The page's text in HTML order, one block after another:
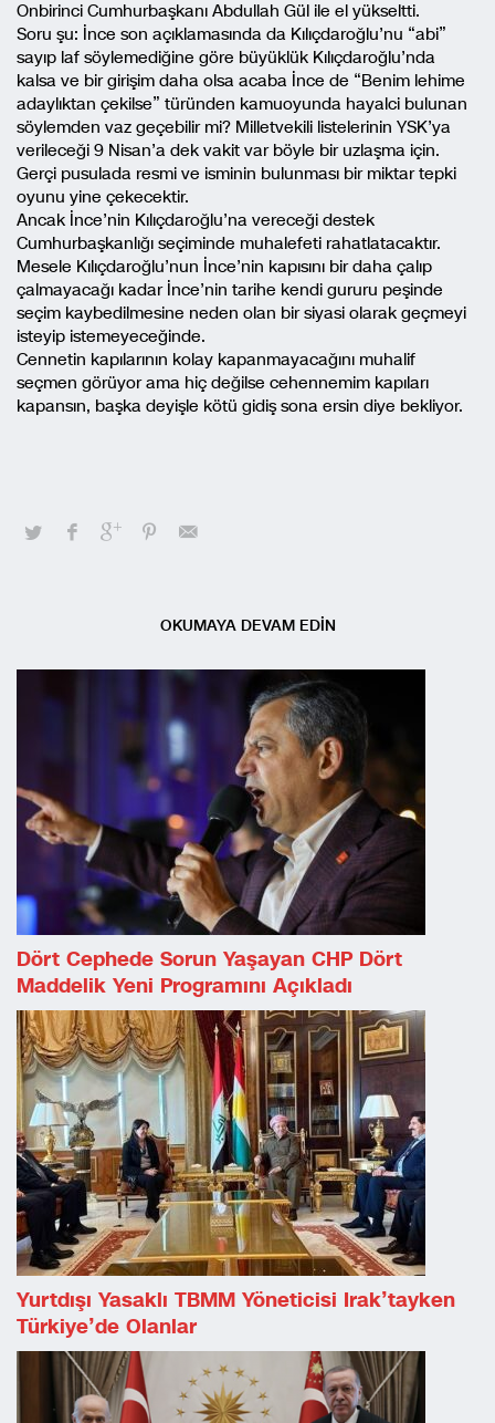
Onbirinci Cumhurbaşkanı Abdullah Gül ile el yükseltti.
Soru şu: İnce son açıklamasında da Kılıçdaroğlu’nu “abi”
sayıp laf söylemediğine göre büyüklük Kılıçdaroğlu’nda
kalsa ve bir girişim daha olsa acaba İnce de “Benim lehime
adaylıktan çekilse” türünden kamuoyunda hayalci bulunan
söylemden vaz geçebilir mi? Milletvekili listelerinin YSK’ya
verileceği 9 Nisan’a dek vakit var böyle bir uzlaşma için.
Gerçi pusulada resmi ve isminin bulunması bir miktar tepki
oyunu yine çekecektir.
Ancak İnce’nin Kılıçdaroğlu’na vereceği destek
Cumhurbaşkanlığı seçiminde muhalefeti rahatlatacaktır.
Mesele Kılıçdaroğlu’nun İnce’nin kapısını bir daha çalıp
çalmayacağı kadar İnce’nin tarihe kendi gururu peşinde
seçim kaybedilmesine neden olan bir siyasi olarak geçmeyi
isteyip istemeyeceğinde.
Cennetin kapılarının kolay kapanmayacağını muhalif
seçmen görüyor ama hiç değilse cehennemim kapıları
kapansın, başka deyişle kötü gidiş sona ersin diye bekliyor.
OKUMAYA DEVAM EDİN
Dört Cephede Sorun Yaşayan CHP Dört
Maddelik Yeni Programını Açıkladı
Yurtdışı Yasaklı TBMM Yöneticisi Irak’tayken
Türkiye’de Olanlar